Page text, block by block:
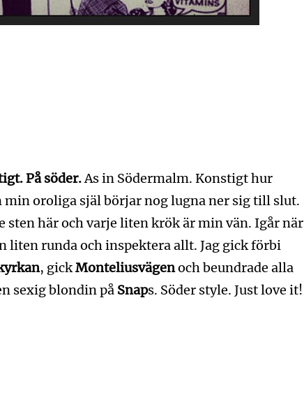
På söder.As in Södermalm. Konstigt hur
oroliga själ börjar nog lugna ner sig till slut.
sten här och varje liten krök är min vän. Igår när
liten runda och inspektera allt. Jag gick förbi
, gickMonteliusvägenoch beundrade alla
sexig blondin på Snaps. Söder style. Just love it!